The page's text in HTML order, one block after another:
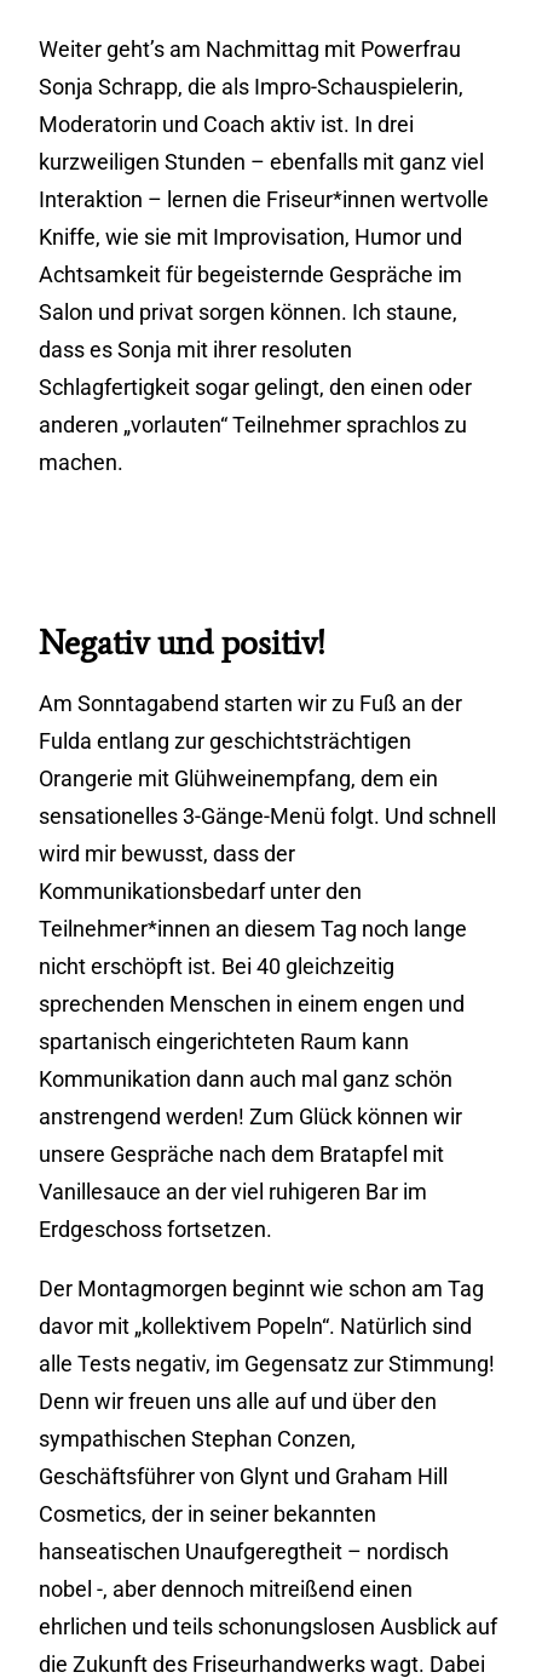
Weiter geht’s am Nachmittag mit Powerfrau
Sonja Schrapp, die als Impro-Schauspielerin,
Moderatorin und Coach aktiv ist. In drei
kurzweiligen Stunden – ebenfalls mit ganz viel
Interaktion – lernen die Friseur*innen wertvolle
Kniffe, wie sie mit Improvisation, Humor und
Achtsamkeit für begeisternde Gespräche im
Salon und privat sorgen können. Ich staune,
dass es Sonja mit ihrer resoluten
Schlagfertigkeit sogar gelingt, den einen oder
anderen „vorlauten“ Teilnehmer sprachlos zu
machen.
Negativ und positiv!
Am Sonntagabend starten wir zu Fuß an der
Fulda entlang zur geschichtsträchtigen
Orangerie mit Glühweinempfang, dem ein
sensationelles 3-Gänge-Menü folgt. Und schnell
wird mir bewusst, dass der
Kommunikationsbedarf unter den
Teilnehmer*innen an diesem Tag noch lange
nicht erschöpft ist. Bei 40 gleichzeitig
sprechenden Menschen in einem engen und
spartanisch eingerichteten Raum kann
Kommunikation dann auch mal ganz schön
anstrengend werden! Zum Glück können wir
unsere Gespräche nach dem Bratapfel mit
Vanillesauce an der viel ruhigeren Bar im
Erdgeschoss fortsetzen.
Der Montagmorgen beginnt wie schon am Tag
davor mit „kollektivem Popeln“. Natürlich sind
alle Tests negativ, im Gegensatz zur Stimmung!
Denn wir freuen uns alle auf und über den
sympathischen Stephan Conzen,
Geschäftsführer von Glynt und Graham Hill
Cosmetics, der in seiner bekannten
hanseatischen Unaufgeregtheit – nordisch
nobel -, aber dennoch mitreißend einen
ehrlichen und teils schonungslosen Ausblick auf
die Zukunft des Friseurhandwerks wagt. Dabei